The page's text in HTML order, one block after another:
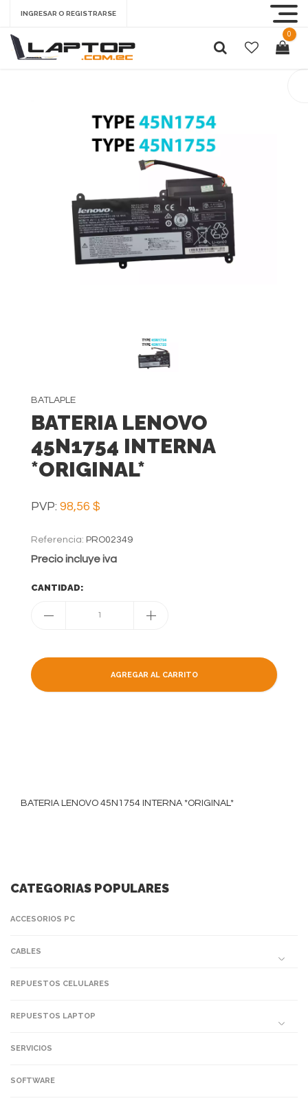
INGRESAR O REGISTRARSE
0
BATLAPLE
BATERIA LENOVO
45N1754 INTERNA
*ORIGINAL*
PVP: 98,56 $
Referencia: PRO02349
Precio incluye iva
CANTIDAD:
1
AGREGAR AL CARRITO
BATERIA LENOVO 45N1754 INTERNA *ORIGINAL*
CATEGORIAS POPULARES
ACCESORIOS PC
CABLES
REPUESTOS CELULARES
REPUESTOS LAPTOP
SERVICIOS
SOFTWARE